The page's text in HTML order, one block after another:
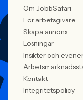
Om JobbSafari
För arbetsgivare
Skapa annons
Lösningar
Insikter och
Kontakt
Integritetspolicy